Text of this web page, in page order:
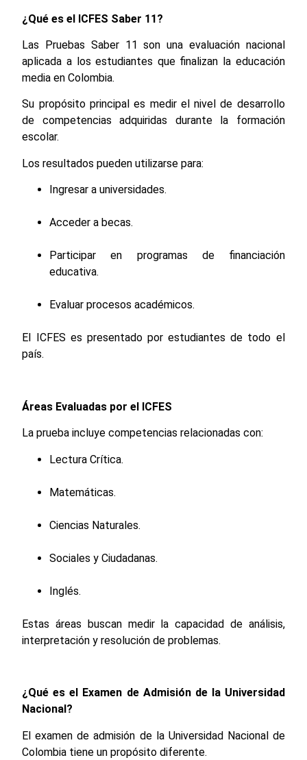
¿Qué es el ICFES Saber 11?
Las Pruebas Saber 11 son una evaluación nacional
aplicada a los estudiantes que finalizan la educación
media en Colombia.
Su propósito principal es medir el nivel de desarrollo
de competencias adquiridas durante la formación
escolar.
Los resultados pueden utilizarse para:
Ingresar a universidades.
Acceder a becas.
Participar en programas de financiación
educativa.
Evaluar procesos académicos.
El ICFES es presentado por estudiantes de todo el
país.
Áreas Evaluadas por el ICFES
La prueba incluye competencias relacionadas con:
Lectura Crítica.
Matemáticas.
Ciencias Naturales.
Sociales y Ciudadanas.
Inglés.
Estas áreas buscan medir la capacidad de análisis,
interpretación y resolución de problemas.
¿Qué es el Examen de Admisión de la Universidad
Nacional?
El examen de admisión de la Universidad Nacional de
Colombia tiene un propósito diferente.